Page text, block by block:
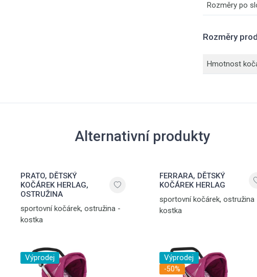
Rozměry po
Rozměry
Hmotnost
Alternativní produkty
PRATO, DĚTSKÝ
KOČÁREK HERLAG,
OSTRUŽINA
sportovní kočárek, ostružina -
kostka
Výprodej
FERRARA, DĚTSKÝ
KOČÁREK HERLAG
sportovní kočárek, ostružina
kostka
Výprodej
-50%